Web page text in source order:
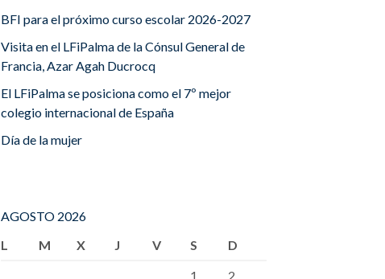
BFI para el próximo curso escolar 2026-2027
Visita en el LFiPalma de la Cónsul General de
Francia, Azar Agah Ducrocq
El LFiPalma se posiciona como el 7º mejor
colegio internacional de España
Día de la mujer
AGOSTO 2026
L
M X J V S
D
1
2